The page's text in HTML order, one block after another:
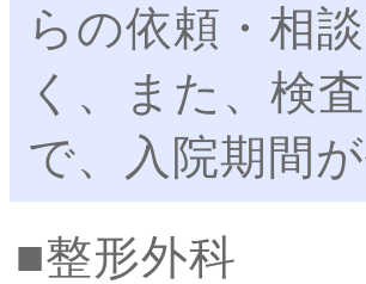
らの依頼・相
く、また、検
で、入院期間
整形外科